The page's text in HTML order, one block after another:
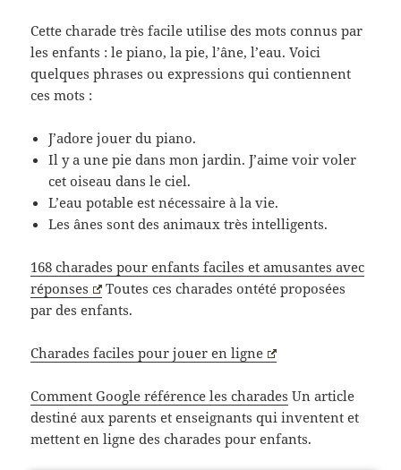
Cette charade très facile utilise des mots connus par
les enfants : le piano, la pie, l’âne, l’eau. Voici
quelques phrases ou expressions qui contiennent
ces mots :
J’adore jouer du piano.
Il y a une pie dans mon jardin. J’aime voir voler
cet oiseau dans le ciel.
L’eau potable est nécessaire à la vie.
Les ânes sont des animaux très intelligents.
168 charades pour enfants faciles et amusantes avec
réponses
Toutes ces charades ontété proposées
par des enfants.
Charades faciles pour jouer en ligne
Comment Google référence les charades Un article
destiné aux parents et enseignants qui inventent et
mettent en ligne des charades pour enfants.